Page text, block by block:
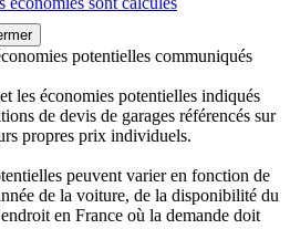
potentielles communiqués
les économies potentielles indiqués
de devis de garages référencés sur
propres prix individuels.
peuvent varier en fonction de
de la voiture, de la disponibilité du
en France où la demande doit